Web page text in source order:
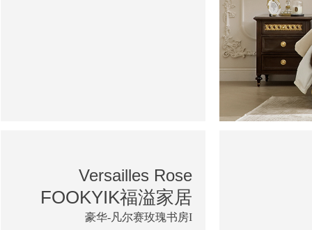
Versailles Rose
FOOKYIK福溢家居
豪华-凡尔赛玫瑰书房I